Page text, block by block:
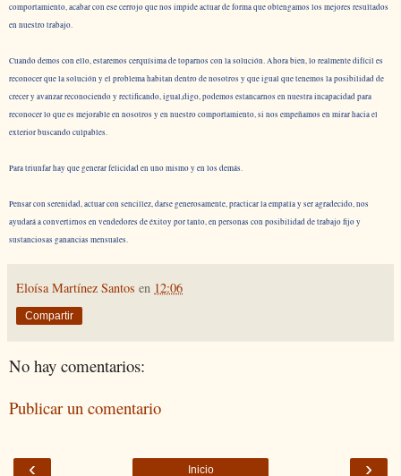
comportamiento, acabar con ese cerrojo que nos impide actuar de forma que obtengamos los mejores resultados
en nuestro trabajo.
Cuando demos con ello, estaremos cerquísima de toparnos con la solución. Ahora bien, lo realmente difícil es
reconocer que la solución y el problema habitan dentro de nosotros y que igual que tenemos la posibilidad de
crecer y avanzar reconociendo y rectificando, igual,digo, podemos estancarnos en nuestra incapacidad para
reconocer lo que es mejorable en nosotros y en nuestro comportamiento, si nos empeñamos en mirar hacia el
exterior buscando culpables.
Para triunfar hay que generar felicidad en uno mismo y en los demás.
Pensar con serenidad, actuar con sencillez, darse generosamente, practicar la empatía y ser agradecido, nos
ayudará a convertirnos en vendedores de éxitoy por tanto, en personas con posibilidad de trabajo fijo y
sustanciosas ganancias mensuales.
Eloísa Martínez Santos en 12:06
Compartir
No hay comentarios:
Publicar un comentario
‹ ›
Inicio